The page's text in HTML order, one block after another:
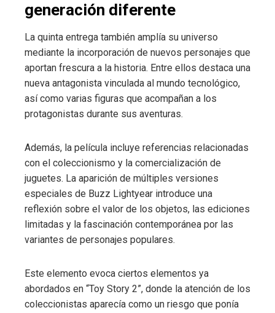
generación diferente
La quinta entrega también amplía su universo
mediante la incorporación de nuevos personajes que
aportan frescura a la historia. Entre ellos destaca una
nueva antagonista vinculada al mundo tecnológico,
así como varias figuras que acompañan a los
protagonistas durante sus aventuras.
Además, la película incluye referencias relacionadas
con el coleccionismo y la comercialización de
juguetes. La aparición de múltiples versiones
especiales de Buzz Lightyear introduce una
reflexión sobre el valor de los objetos, las ediciones
limitadas y la fascinación contemporánea por las
variantes de personajes populares.
Este elemento evoca ciertos elementos ya
abordados en “Toy Story 2”, donde la atención de los
coleccionistas aparecía como un riesgo que ponía